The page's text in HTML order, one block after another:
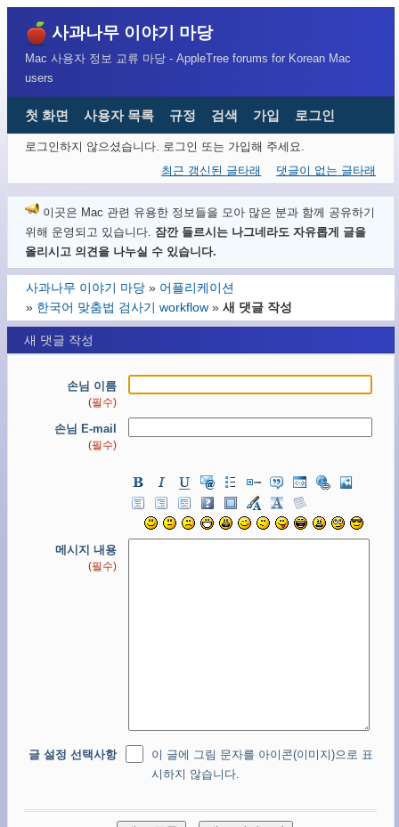
사과나무 이야기 마당
Mac 사용자 정보 교류 마당 - AppleTree forums for Korean Mac
users
첫 화면 사용자 목록 규정 검색 가입 로그인
로그인하지 않으셨습니다.
로그인 또는 가입해 주세요.
최근 갱신된 글타래
댓글이 없는 글타래
이곳은 Mac 관련 유용한 정보들을 모아 많은 분과 함께 공유하기
위해 운영되고 있습니다. 잠깐 들르시는 나그네라도 자유롭게 글을
올리시고 의견을 나누실 수 있습니다.
사과나무 이야기 마당 » 어플리케이션
» 한국어 맞춤법 검사기 workflow » 새 댓글 작성
새 댓글 작성
손님 이름
(필수)
손님 E-mail
(필수)
메시지 내용
(필수)
글 설정 선택사항
이 글에 그림 문자를 아이콘(이미지)으로 표
시하지 않습니다.